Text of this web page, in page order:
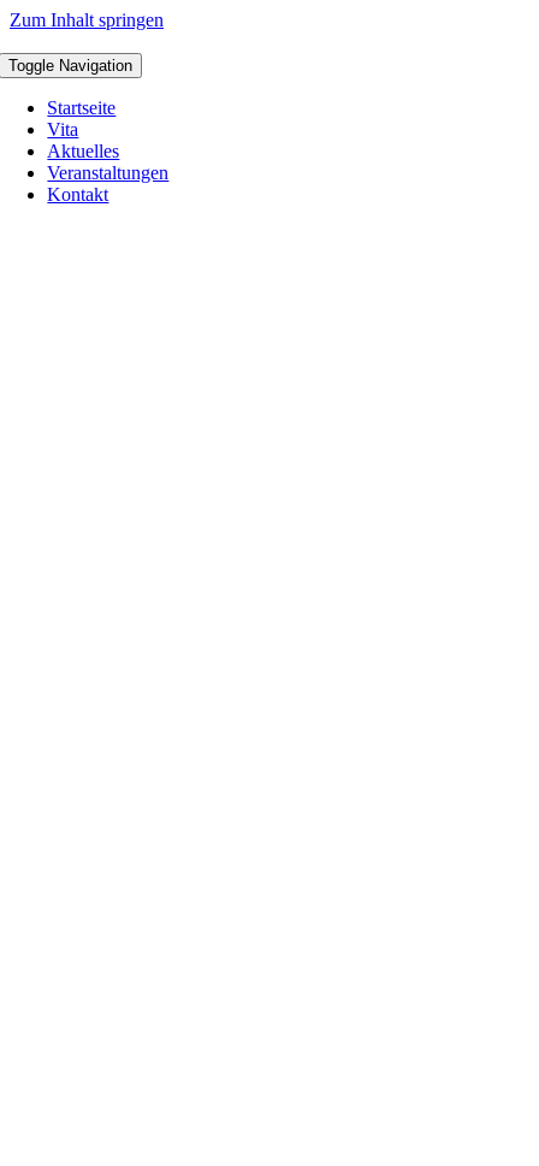
Zum Inhalt springen
Toggle Navigation
Startseite
Vita
Aktuelles
Veranstaltungen
Kontakt